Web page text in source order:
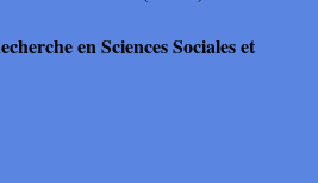
en Sciences Sociales et